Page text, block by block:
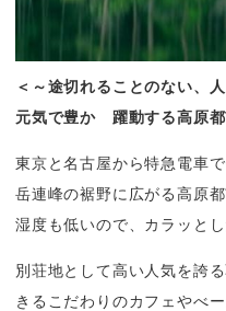
＜～途切れることのない、
元気で豊か　躍動する高原
東京と名古屋から特急電車
岳連峰の裾野に広がる高原
湿度も低いので、カラッと
別荘地として高い人気を誇
きるこだわりのカフェやべ